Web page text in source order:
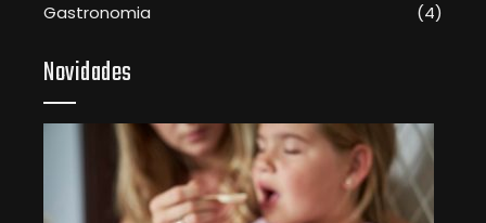
Gastronomia
(4)
Novidades